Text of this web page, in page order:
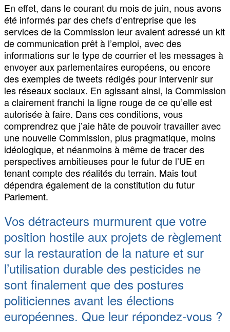
En effet, dans le courant du mois de juin, nous avons
été informés par des chefs d’entreprise que les
services de la Commission leur avaient adressé un kit
de communication prêt à l’emploi, avec des
informations sur le type de courrier et les messages à
envoyer aux parlementaires européens, ou encore
des exemples de tweets rédigés pour intervenir sur
les réseaux sociaux. En agissant ainsi, la Commission
a clairement franchi la ligne rouge de ce qu’elle est
autorisée à faire. Dans ces conditions, vous
comprendrez que j’aie hâte de pouvoir travailler avec
une nouvelle Commission, plus pragmatique, moins
idéologique, et néanmoins à même de tracer des
perspectives ambitieuses pour le futur de l’UE en
tenant compte des réalités du terrain. Mais tout
dépendra également de la constitution du futur
Parlement.
Vos détracteurs murmurent que votre
position hostile aux projets de règlement
sur la restauration de la nature et sur
l’utilisation durable des pesticides ne
sont finalement que des postures
politiciennes avant les élections
européennes. Que leur répondez-vous ?